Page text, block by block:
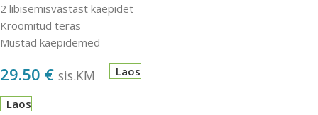
2 libisemisvastast käepidet
Kroomitud teras
Mustad käepidemed
29.50 € sis.KM Laos
Laos